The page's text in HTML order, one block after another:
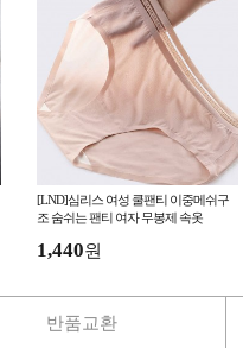
[LND]심리스 여성 쿨팬티 이중메쉬구
조 숨쉬는 팬티 여자 무봉제 속옷
1,440원
반품교환